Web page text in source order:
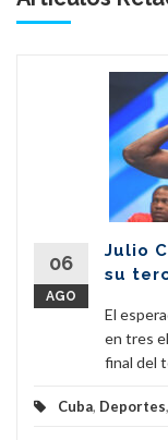
06
AGO
Julio
su
El
en tres
final del
Cuba, Deportes,